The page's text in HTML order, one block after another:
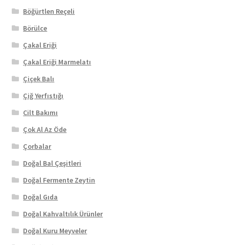
Böğürtlen Reçeli
Börülce
Çakal Eriği
Çakal Eriği Marmelatı
Çiçek Balı
Çiğ Yerfıstığı
Cilt Bakımı
Çok Al Az Öde
Çorbalar
Doğal Bal Çeşitleri
Doğal Fermente Zeytin
Doğal Gıda
Doğal Kahvaltılık Ürünler
Doğal Kuru Meyveler